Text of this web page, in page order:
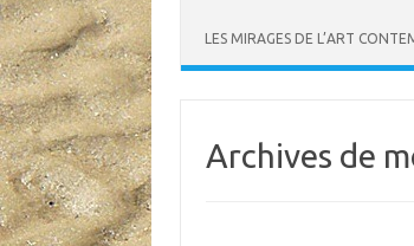
LES MIRAGES DE L’ART
Archives de